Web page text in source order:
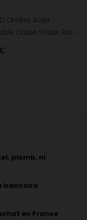
Acier
Crabe Strass Rose
plomb, ni
bancaire
en France